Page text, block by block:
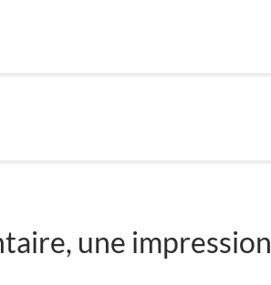
une impression